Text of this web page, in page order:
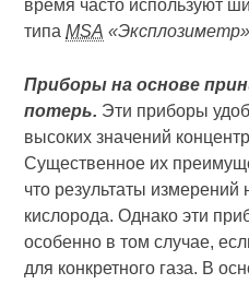
время часто используют
типаMSA «Эксплозиметр»
Приборы на основе
потерь. Эти приборы
высоких значений
Существенное их
что результаты измерений
кислорода. Однако эти
особенно в том случае,
для конкретного газа. В